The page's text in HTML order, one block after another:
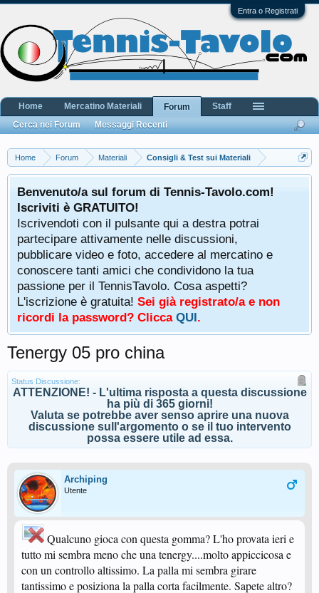
Entra o Registrati
Home Forum Materiali Consigli & Test sui Materiali
Benvenuto/a sul forum di Tennis-Tavolo.com!
Iscriviti è GRATUITO!
Iscrivendoti con il pulsante qui a destra potrai
partecipare attivamente nelle discussioni,
pubblicare video e foto, accedere al mercatino e
conoscere tanti amici che condividono la tua
passione per il TennisTavolo. Cosa aspetti?
L'iscrizione è gratuita! Sei già registrato/a e non
ricordi la password? Clicca QUI.
Tenergy 05 pro china
Status Discussione:
ATTENZIONE! - L'ultima risposta a questa discussione
ha più di 365 giorni!
Valuta se potrebbe aver senso aprire una nuova
discussione sull'argomento o se il tuo intervento
possa essere utile ad essa.
Archiping
Utente
Qualcuno gioca con questa gomma? L'ho provata ieri e
tutto mi sembra meno che una tenergy....molto appiccicosa e
con un controllo altissimo. La palla mi sembra girare
tantissimo e posiziona la palla corta facilmente. Sapete altro?
Home Mercatino Materiali
Forum
Cerca nei Forum
Messaggi Recenti
Staff